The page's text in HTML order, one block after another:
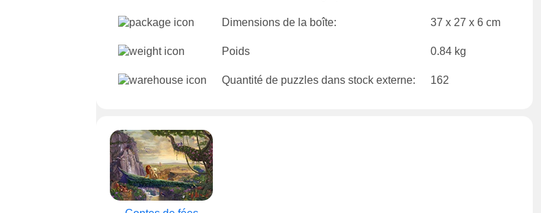
Dimensions de la boîte: 37 x 27 x 6 cm
Poids 0.84 kg
Quantité de puzzles dans stock externe: 162